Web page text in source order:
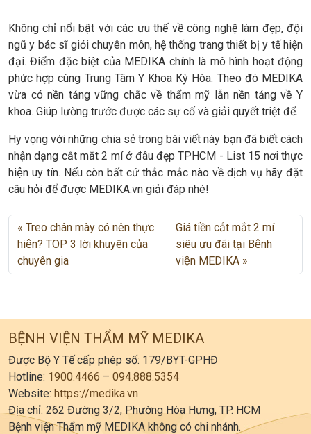
Không chỉ nổi bật với các ưu thế về công nghệ làm đẹp, đội
ngũ y bác sĩ giỏi chuyên môn, hệ thống trang thiết bị y tế hiện
đại. Điểm đặc biệt của MEDIKA chính là mô hình hoạt động
phức hợp cùng Trung Tâm Y Khoa Kỳ Hòa. Theo đó MEDIKA
vừa có nền tảng vững chắc về thẩm mỹ lẫn nền tảng về Y
khoa. Giúp lường trước được các sự cố và giải quyết triệt để.
Hy vọng với những chia sẻ trong bài viết này bạn đã biết cách
nhận dạng cắt mắt 2 mí ở đâu đẹp TPHCM - List 15 nơi thực
hiện uy tín. Nếu còn bất cứ thắc mắc nào về dịch vụ hãy đặt
câu hỏi để được MEDIKA.vn giải đáp nhé!
Treo chân mày có nên thực
hiện? TOP 3 lời khuyên của
chuyên gia
Giá tiền cắt mắt 2 mí
siêu ưu đãi tại Bệnh
viện MEDIKA
BỆNH VIỆN THẨM MỸ MEDIKA
Được Bộ Y Tế cấp phép số: 179/BYT-GPHĐ
Hotline: 1900.4466 – 094.888.5354
Website: https://medika.vn
Địa chỉ: 262 Đường 3/2, Phường Hòa Hưng, TP. HCM
Bệnh viện Thẩm mỹ MEDIKA không có chi nhánh.